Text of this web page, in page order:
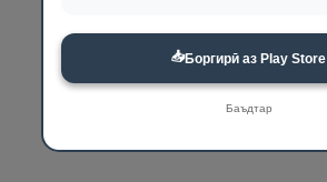
📥Боргирӣ аз Play Store
Баъдтар